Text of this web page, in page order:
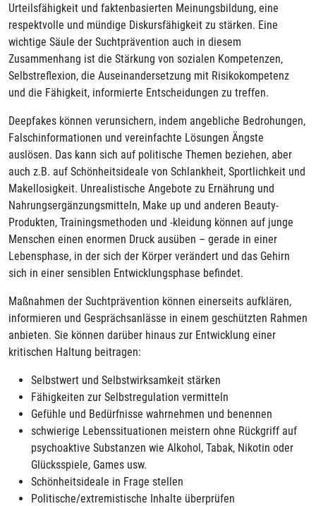
Urteilsfähigkeit und faktenbasierten Meinungsbildung, eine
respektvolle und mündige Diskursfähigkeit zu stärken. Eine
wichtige Säule der Suchtprävention auch in diesem
Zusammenhang ist die Stärkung von sozialen Kompetenzen,
Selbstreflexion, die Auseinandersetzung mit Risikokompetenz
und die Fähigkeit, informierte Entscheidungen zu treffen.
Deepfakes können verunsichern, indem angebliche Bedrohungen,
Falschinformationen und vereinfachte Lösungen Ängste
auslösen. Das kann sich auf politische Themen beziehen, aber
auch z.B. auf Schönheitsideale von Schlankheit, Sportlichkeit und
Makellosigkeit. Unrealistische Angebote zu Ernährung und
Nahrungsergänzungsmitteln, Make up und anderen Beauty-
Produkten, Trainingsmethoden und -kleidung können auf junge
Menschen einen enormen Druck ausüben – gerade in einer
Lebensphase, in der sich der Körper verändert und das Gehirn
sich in einer sensiblen Entwicklungsphase befindet.
Maßnahmen der Suchtprävention können einerseits aufklären,
informieren und Gesprächsanlässe in einem geschützten Rahmen
anbieten. Sie können darüber hinaus zur Entwicklung einer
kritischen Haltung beitragen:
Selbstwert und Selbstwirksamkeit stärken
Fähigkeiten zur Selbstregulation vermitteln
Gefühle und Bedürfnisse wahrnehmen und benennen
schwierige Lebenssituationen meistern ohne Rückgriff auf
psychoaktive Substanzen wie Alkohol, Tabak, Nikotin oder
Glücksspiele, Games usw.
Schönheitsideale in Frage stellen
Politische/extremistische Inhalte überprüfen